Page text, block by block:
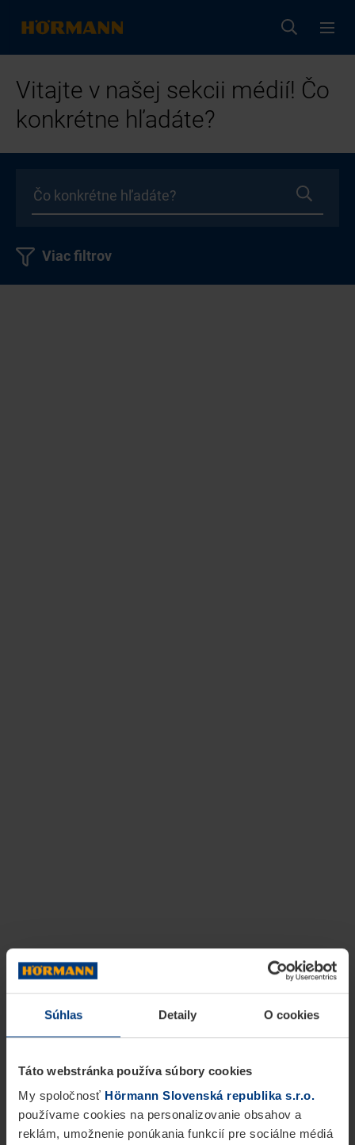
Súhlas Detaily O cookies
Táto webstránka používa súbory cookies
My spoločnosť Hörmann Slovenská republika s.r.o.
používame cookies na personalizovanie obsahov a
reklám, umožnenie ponúkania funkcií pre sociálne médiá
Vitajte v našej sekcii médií! Čo
konkrétne hľadáte?
Viac filtrov